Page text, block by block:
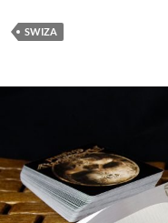
SWIZA